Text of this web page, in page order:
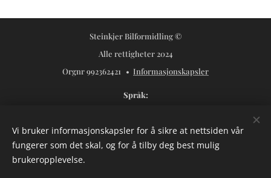
Steinkjer Bilformidling ©
Alle rettigheter 2024
Orgnr 992362421
Informasjonskapsler
Språk
Valuta
NOK kr
USD $ SEK kr
Vi bruker informasjonskapsler for å sikre at nettsiden vår
fungerer som det skal, og for å tilby deg best mulig
brukeropplevelse.